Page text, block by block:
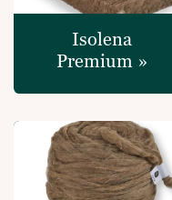
Isolena
Premium »